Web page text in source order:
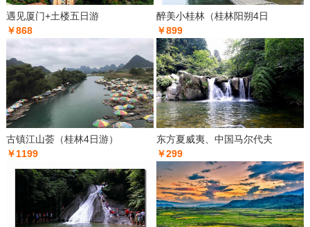
遇见厦门+土楼五日游
￥868
醉美小桂林（桂林阳朔4日
￥899
古镇江山荟（桂林4日游）
￥1199
东方夏威夷、中国马尔代夫
￥299